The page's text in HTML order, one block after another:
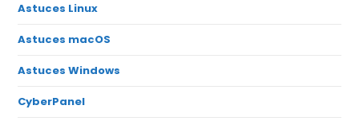
Astuces Linux
Astuces macOS
Astuces Windows
CyberPanel